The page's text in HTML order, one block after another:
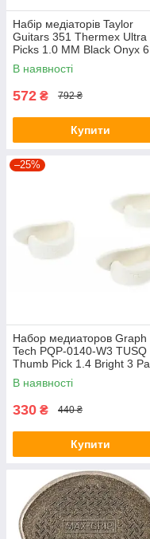
Набір медіаторів Taylor
Guitars 351 Thermex Ultra
Picks 1.0 MM Black Onyx 6
Pack
В наявності
572 ₴ 792 ₴
Купити
–25%
Набор медиаторов Graph
Tech PQP-0140-W3 TUSQ
Thumb Pick 1.4 Bright 3
В наявності
330 ₴ 440 ₴
Купити